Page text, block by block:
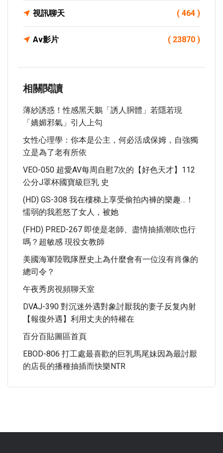
視訊聊天 ( 464 )
Av影片 ( 23870 )
相關閱讀
薄紗誘惑！性感黑天鵝「誘人胴體」若隱若現
「嬌媚邪氣」引人上勾
女性心理學：你本是公主，何必活成保姆，自強獨
立是為了老有所依
VEO-050 超愛AV每周自慰7次的【好色天才】112
公分J罩杯國寶級巨乳 史
(HD) GS-308 我在樓梯上享受偷拍內褲的樂趣…！
懦弱的我惹怒了女人，被她
(FHD) PRED-267 即使是老師、盡情抽插潮吹也行
嗎？超敏感 現役女教師
美國海軍陸戰隊歷史上為什麼會有一位沒有肖像的
總司令？
午夜秀房視頻聊天室
DVAJ-390 對沉迷外遇對象討厭我的妻子反复內射
【報復外遇】利用丈夫的特權在
百分百貼圖區首頁
EBOD-806 打工處最喜歡的巨乳馬尾妹因為最討厭
的店長的播種抽插而快樂NTR